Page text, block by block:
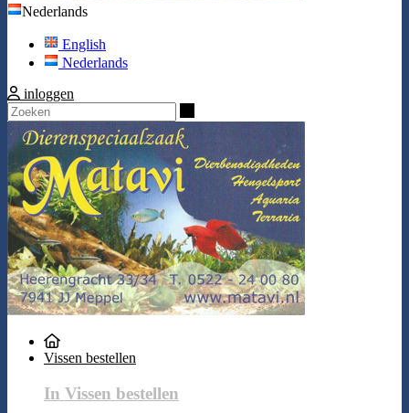
Nederlands
English
Nederlands
inloggen
Vissen bestellen
In Vissen bestellen